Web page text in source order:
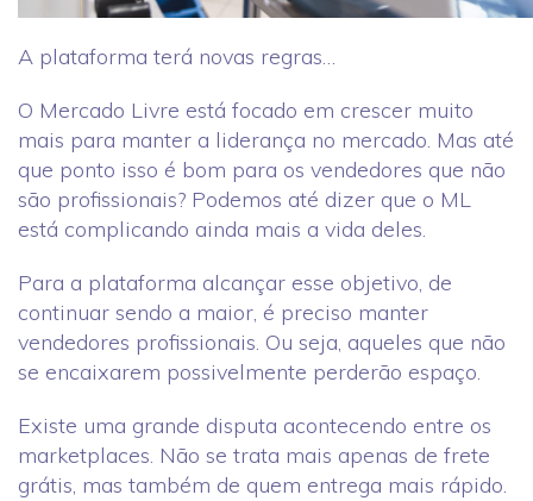
A plataforma terá novas regras…
O Mercado Livre está focado em crescer muito
mais para manter a liderança no mercado. Mas até
que ponto isso é bom para os vendedores que não
são profissionais? Podemos até dizer que o ML
está complicando ainda mais a vida deles.
Para a plataforma alcançar esse objetivo, de
continuar sendo a maior, é preciso manter
vendedores profissionais. Ou seja, aqueles que não
se encaixarem possivelmente perderão espaço.
Existe uma grande disputa acontecendo entre os
marketplaces. Não se trata mais apenas de frete
grátis, mas também de quem entrega mais rápido.